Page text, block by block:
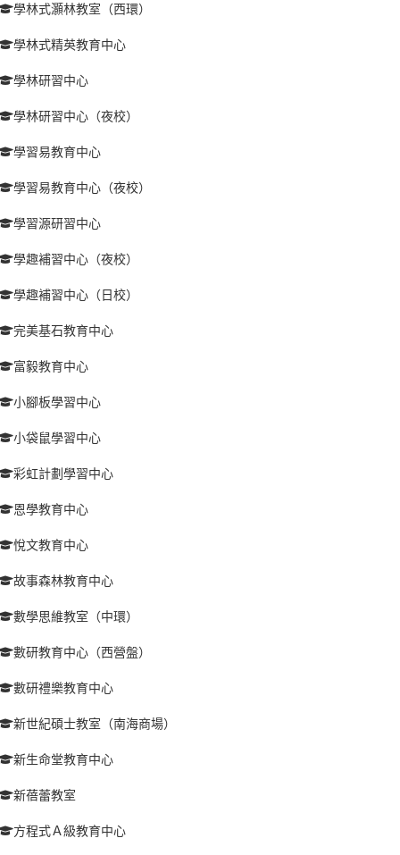
學林式灝林教室（西環）
學林式精英教育中心
學林研習中心
學林研習中心（夜校）
學習易教育中心
學習易教育中心（夜校）
學習源研習中心
學趣補習中心（夜校）
學趣補習中心（日校）
完美基石教育中心
富毅教育中心
小腳板學習中心
小袋鼠學習中心
彩虹計劃學習中心
恩學教育中心
悅文教育中心
故事森林教育中心
數學思維教室（中環）
數研教育中心（西營盤）
數研禮樂教育中心
新世紀碩士教室（南海商場）
新生命堂教育中心
新蓓蕾教室
方程式Ａ級教育中心